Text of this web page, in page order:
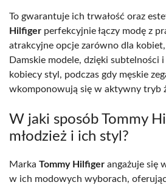
To gwarantuje ich trwałość oraz
Hilfiger perfekcyjnie łączy modę z
atrakcyjne opcje zarówno dla kobiet,
Damskie modele, dzięki subtelności
kobiecy styl, podczas gdy męskie
wkomponowują się w aktywny tryb
W jaki sposób Tommy
młodzież i ich styl?
Marka Tommy Hilfiger angażuje się
w ich modowych wyborach, oferując